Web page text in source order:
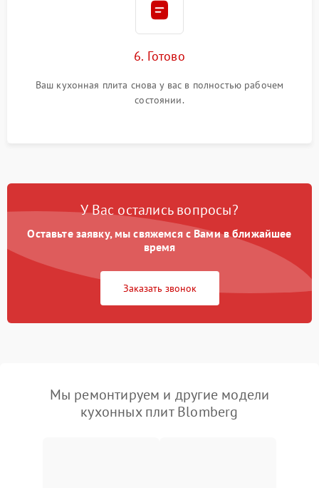
6. Готово
Ваш кухонная плита снова у вас в полностью рабочем
состоянии.
У Вас остались вопросы?
Оставьте заявку, мы свяжемся с Вами в ближайшее
время
Заказать звонок
Мы ремонтируем и другие модели
кухонных плит Blomberg